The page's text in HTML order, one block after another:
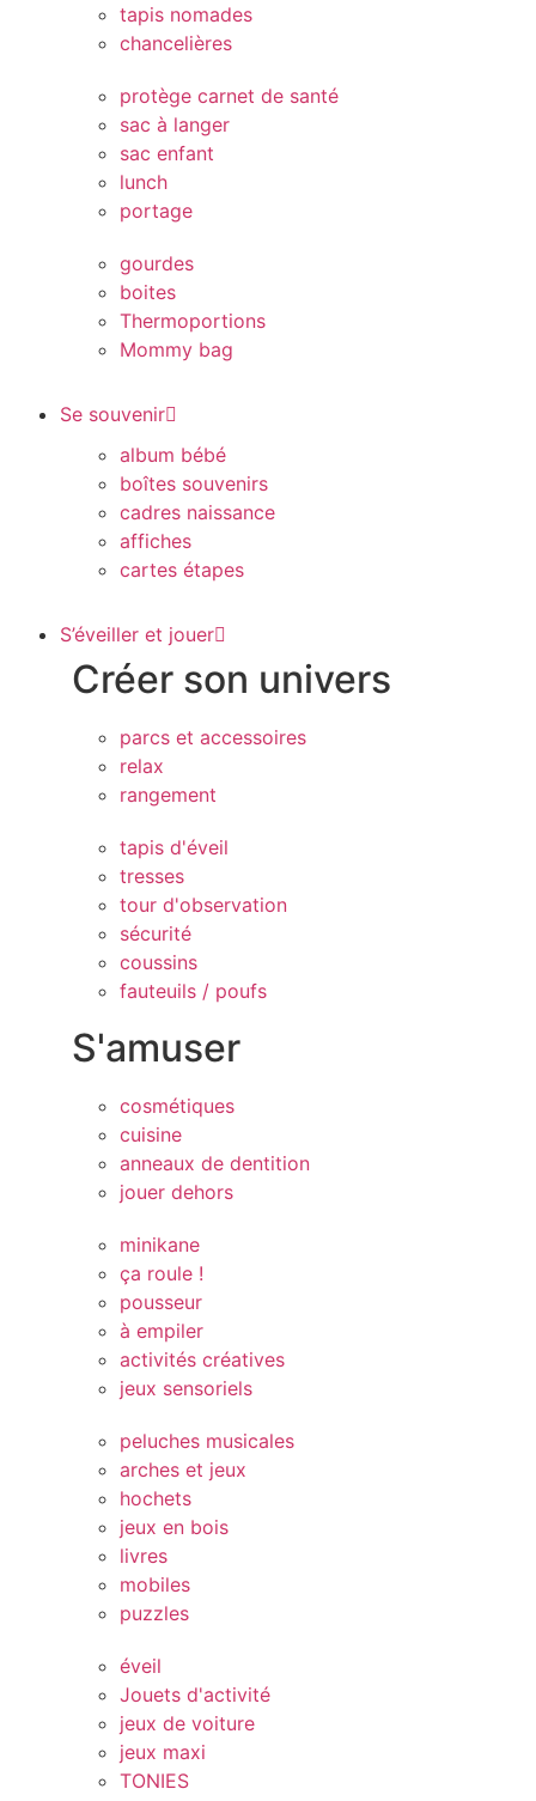
tapis nomades
chancelières
protège carnet de santé
sac à langer
sac enfant
lunch
portage
gourdes
boites
Thermoportions
Mommy bag
Se souvenir
album bébé
boîtes souvenirs
cadres naissance
affiches
cartes étapes
S’éveiller et jouer
Créer son univers
parcs et accessoires
relax
rangement
tapis d'éveil
tresses
tour d'observation
sécurité
coussins
fauteuils / poufs
S'amuser
cosmétiques
cuisine
anneaux de dentition
jouer dehors
minikane
ça roule !
pousseur
à empiler
activités créatives
jeux sensoriels
peluches musicales
arches et jeux
hochets
jeux en bois
livres
mobiles
puzzles
éveil
Jouets d'activité
jeux de voiture
jeux maxi
TONIES